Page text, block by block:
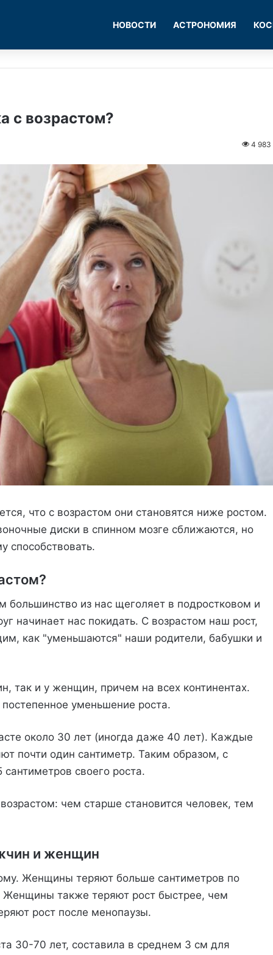
НОВОСТИ АСТРОНОМИЯ
с возрастом?
4 983
что с возрастом они становятся ниже ростом.
диски в спинном мозге сближаются, но
способствовать.
большинство из нас щеголяет в подростковом и
начинает нас покидать. С возрастом наш рост,
как "уменьшаются" наши родители, бабушки и
так и у женщин, причем на всех континентах.
уменьшение роста.
около 30 лет (иногда даже 40 лет). Каждые
почти один сантиметр. Таким образом, с
своего роста.
чем старше становится человек, тем
и женщин
Женщины теряют больше сантиметров по
также теряют рост быстрее, чем
рост после менопаузы.
30-70 лет, составила в среднем 3 см для